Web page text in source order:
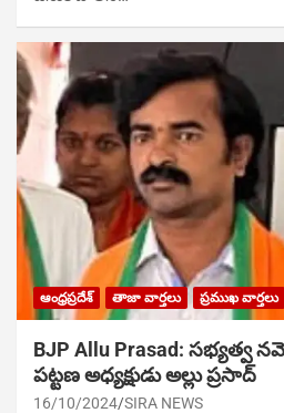
ఆంధ్రప్రదేశ్ తాజా వార్తలు ప్రముఖ వార్తలు
BJP Allu Prasad:
పట్టణ అధ్యక్షుడు అల్లు ప్రసాద్
16/10/2024 SIRA NEWS